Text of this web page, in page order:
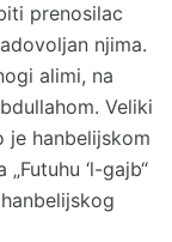
prenosilac
njima.
alimi, na
Veliki
je hanbelijskom
‘l-gajb“